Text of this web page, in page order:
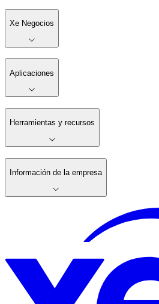
Xe Negocios
Aplicaciones
Herramientas y recursos
Información de la empresa